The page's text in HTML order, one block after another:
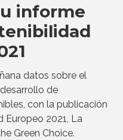
informe
datos sobre el
de
con la publicación
Europeo 2021, La
Green Choice.